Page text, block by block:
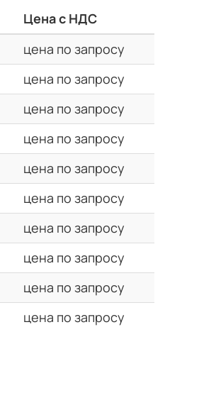
Цена с НДС
цена по запросу
цена по запросу
цена по запросу
цена по запросу
цена по запросу
цена по запросу
цена по запросу
цена по запросу
цена по запросу
цена по запросу